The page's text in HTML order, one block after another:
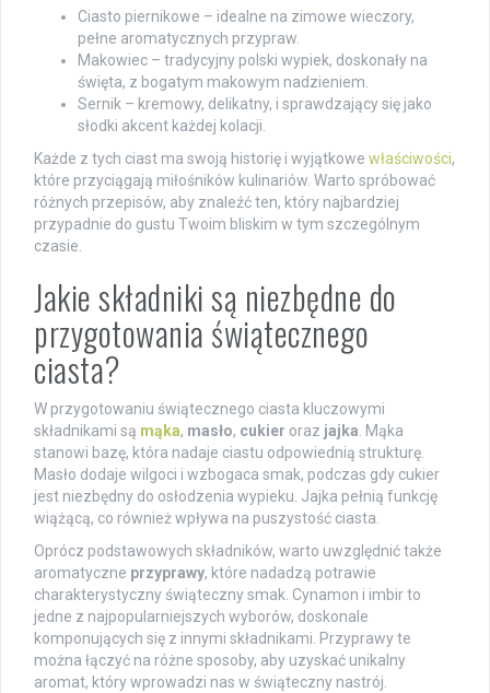
Ciasto piernikowe – idealne na zimowe wieczory,
pełne aromatycznych przypraw.
Makowiec – tradycyjny polski wypiek, doskonały na
święta, z bogatym makowym nadzieniem.
Sernik – kremowy, delikatny, i sprawdzający się jako
słodki akcent każdej kolacji.
Każde z tych ciast ma swoją historię i wyjątkowe właściwości,
które przyciągają miłośników kulinariów. Warto spróbować
różnych przepisów, aby znaleźć ten, który najbardziej
przypadnie do gustu Twoim bliskim w tym szczególnym
czasie.
Jakie składniki są niezbędne do
przygotowania świątecznego
ciasta?
W przygotowaniu świątecznego ciasta kluczowymi
składnikami są mąka, masło, cukier oraz jajka. Mąka
stanowi bazę, która nadaje ciastu odpowiednią strukturę.
Masło dodaje wilgoci i wzbogaca smak, podczas gdy cukier
jest niezbędny do osłodzenia wypieku. Jajka pełnią funkcję
wiążącą, co również wpływa na puszystość ciasta.
Oprócz podstawowych składników, warto uwzględnić także
aromatyczne przyprawy, które nadadzą potrawie
charakterystyczny świąteczny smak. Cynamon i imbir to
jedne z najpopularniejszych wyborów, doskonale
komponujących się z innymi składnikami. Przyprawy te
można łączyć na różne sposoby, aby uzyskać unikalny
aromat, który wprowadzi nas w świąteczny nastrój.